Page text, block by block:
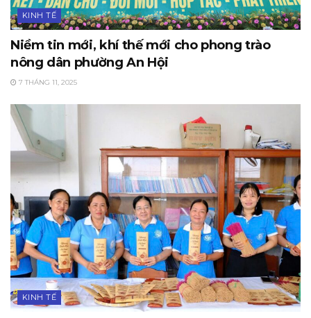
KINH TẾ
Niềm tin mới, khí thế mới cho phong trào
nông dân phường An Hội
7 THÁNG 11, 2025
KINH TẾ